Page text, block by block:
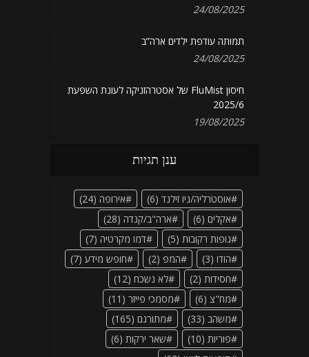
24/08/2025
תמותה עודפת ילדים ארה”ב
24/08/2025
חיסון FluMist של אסטרהזניקה לעונת השפעת
2025/6
19/08/2025
ענן תגיות
אוסטרליה/ניו זילנד (6) אירופה (24)
אקלים (6) ארה"ב/קנדה (28)
גופות רקובות (5) דמו מקרטיה (7)
הודו (3) המפ (2) חופש מידע (7)
חסידות (2) לא נשכח (12)
מח"צ (6) מסמכי פייזר (11)
משהב (33) מתורגם (165)
פוריות (10) שאר ירקות (6)